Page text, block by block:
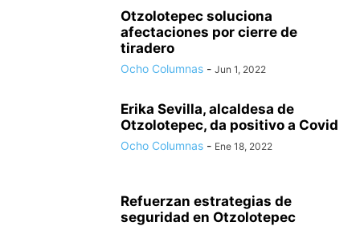
Otzolotepec soluciona
afectaciones por cierre de
tiradero
Ocho Columnas - Jun 1, 2022
Erika Sevilla, alcaldesa de
Otzolotepec, da positivo a Covid
Ocho Columnas - Ene 18, 2022
Refuerzan estrategias de
seguridad en Otzolotepec